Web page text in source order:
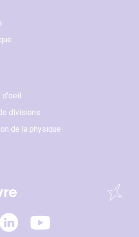
d'oeil
divisions
de la physique